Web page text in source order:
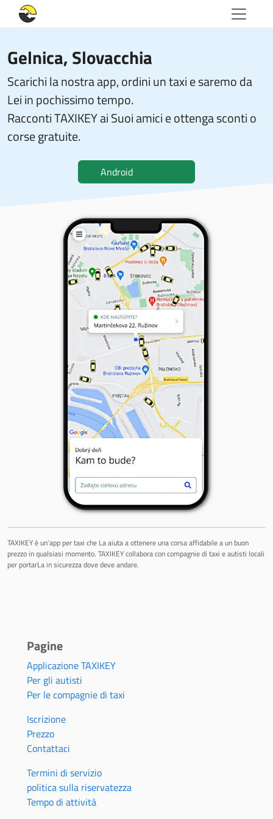
Gelnica, Slovacchia
Scarichi la nostra app, ordini un taxi e saremo da
Lei in pochissimo tempo.
Racconti TAXIKEY ai Suoi amici e ottenga sconti o
corse gratuite.
Android
TAXIKEY è un'app per taxi che La aiuta a ottenere una corsa affidabile a un buon
prezzo in qualsiasi momento. TAXIKEY collabora con compagnie di taxi e autisti locali
per portarLa in sicurezza dove deve andare.
Pagine
Applicazione TAXIKEY
Per gli autisti
Per le compagnie di taxi
Iscrizione
Prezzo
Contattaci
Termini di servizio
politica sulla riservatezza
Tempo di attività